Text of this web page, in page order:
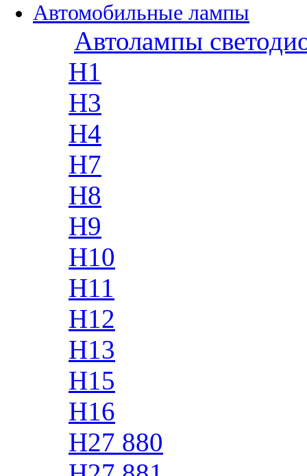
Автомобильные лампы
Автолампы
H1
H3
H4
H7
H8
H9
H10
H11
H12
H13
H15
H16
H27 880